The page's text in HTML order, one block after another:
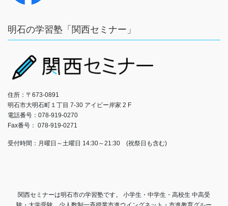
明石の学習塾「関西セミナー」
住所：〒673-0891
明石市大明石町１丁目 7‐30 アイビー岸家 2 F
電話番号：078-919-0270
Fax番号： 078-919-0271
受付時間：月曜日～土曜日 14:30～21:30 (祝祭日も含む)
関西セミナーは明石市の学習塾です。 小学生・中学生・高校生 中高受